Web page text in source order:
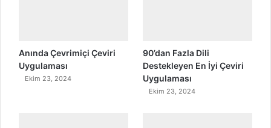
Anında Çevrimiçi Çeviri
Uygulaması
Ekim 23, 2024
90’dan Fazla Dili
Destekleyen En İyi Çeviri
Uygulaması
Ekim 23, 2024